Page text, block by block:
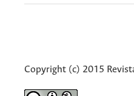
Copyright (c) 2015